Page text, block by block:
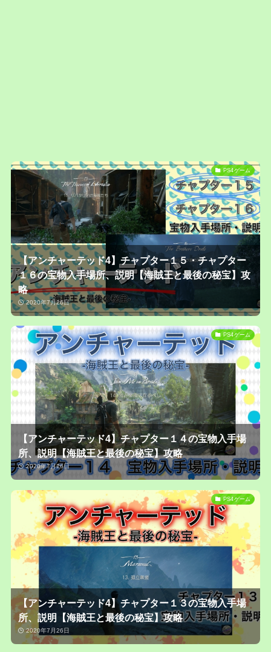
PS4ゲーム
【アンチャーテッド4】チャプター１５・チャプター
１６の宝物入手場所、説明【海賊王と最後の秘宝】攻
略
2020年7月26日
PS4ゲーム
【アンチャーテッド4】チャプター１４の宝物入手場
所、説明【海賊王と最後の秘宝】攻略
2020年7月26日
PS4ゲーム
【アンチャーテッド4】チャプター１３の宝物入手場
所、説明【海賊王と最後の秘宝】攻略
2020年7月26日